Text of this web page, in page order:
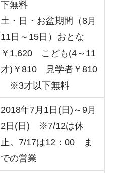
下無料
土・日・お盆期間（8月
11日～15日）おとな
￥1,620 こども(4～11
才)￥810 見学者￥810
※3才以下無料
2018年7月1日(日)～9月
2日(日) ※7/12は休
止。7/17は12：00 ま
での営業